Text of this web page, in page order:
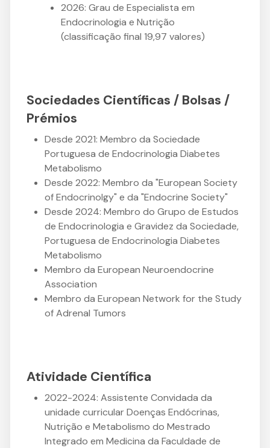
2026: Grau de Especialista em
Endocrinologia e Nutrição
(classificação final 19,97 valores)
Sociedades Científicas / Bolsas /
Prémios
Desde 2021: Membro da Sociedade
Portuguesa de Endocrinologia Diabetes
Metabolismo
Desde 2022: Membro da "European Society
of Endocrinolgy" e da "Endocrine Society"
Desde 2024: Membro do Grupo de Estudos
de Endocrinologia e Gravidez da Sociedade,
Portuguesa de Endocrinologia Diabetes
Metabolismo
Membro da European Neuroendocrine
Association
Membro da European Network for the Study
of Adrenal Tumors
Atividade Científica
2022-2024: Assistente Convidada da
unidade curricular Doenças Endócrinas,
Nutrição e Metabolismo do Mestrado
Integrado em Medicina da Faculdade de